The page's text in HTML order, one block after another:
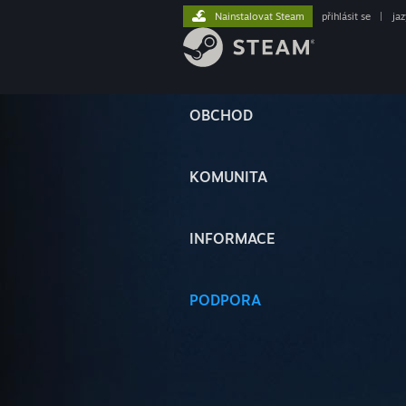
OBCHOD
KOMUNITA
INFORMACE
PODPORA
Nainstalovat Steam přihlásit se